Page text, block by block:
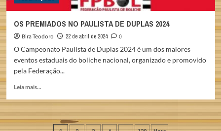
OS PREMIADOS NO PAULISTA DE DUPLAS 2024
Bira Teodoro 22 de abril de 2024
0
O Campeonato Paulista de Duplas 2024 é um dos maiores
eventos estaduais do boliche nacional, organizado e promovido
pela Federação...
Leia mais...
about
OS
PREMIADOS